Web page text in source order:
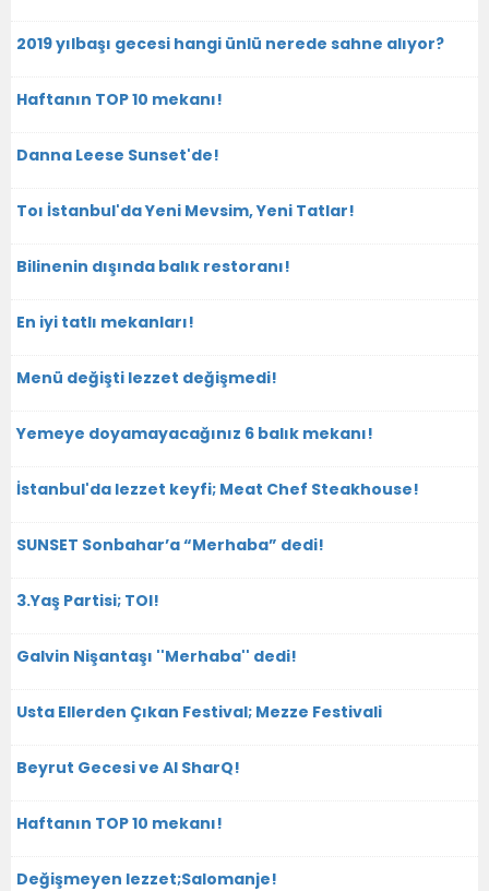
2019 yılbaşı gecesi hangi ünlü nerede sahne alıyor?
Haftanın TOP 10 mekanı!
Danna Leese Sunset'de!
Toı İstanbul'da Yeni Mevsim, Yeni Tatlar!
Bilinenin dışında balık restoranı!
En iyi tatlı mekanları!
Menü değişti lezzet değişmedi!
Yemeye doyamayacağınız 6 balık mekanı!
İstanbul'da lezzet keyfi; Meat Chef Steakhouse!
SUNSET Sonbahar’a “Merhaba” dedi!
3.Yaş Partisi; TOI!
Galvin Nişantaşı ''Merhaba'' dedi!
Usta Ellerden Çıkan Festival; Mezze Festivali
Beyrut Gecesi ve Al SharQ!
Haftanın TOP 10 mekanı!
Değişmeyen lezzet;Salomanje!